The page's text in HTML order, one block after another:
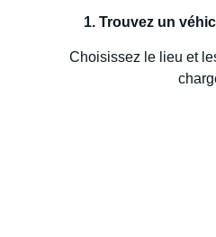
1. Trouvez un
Choisissez le lieu et